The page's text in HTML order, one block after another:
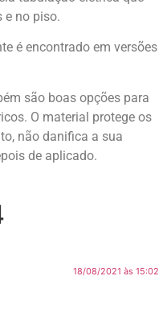
e no piso.
é encontrado em versões
são boas opções para
O material protege os
não danifica a sua
de aplicado.
18/08/2021 às 15:02